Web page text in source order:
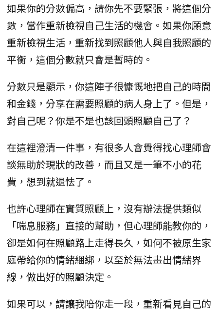
如果你的分數偏高，請你先不要緊張，將這個分
數，當作重新檢視自己生活的機會。如果你願意
重新檢視生活，重新找到照顧他人與自我照顧的
平衡，這個分數就只會是暫時的。
分數只是顯示，你這陣子很慷慨地把自己的時間
和金錢，分享在需要照顧的病人身上了。但是，
對自己呢？你是不是也該回頭照顧自己了？
在這裡澄清一件事，有很多人會覺得找心理師會
談無助於現狀的改善，而且又是一筆不小的花
費，想到就退怯了。
也許心理師在實質照顧上，沒有辦法提供類似
「喘息服務」直接的幫助，但心理師能教你的，
卻是如何在照顧路上走得長久，如何不被原生家
庭帶給你的情緒綑綁，以至於無法畫出情緒界
線，做出好的照顧決定。
如果可以，請讓我陪你走一段，重新看見自己的